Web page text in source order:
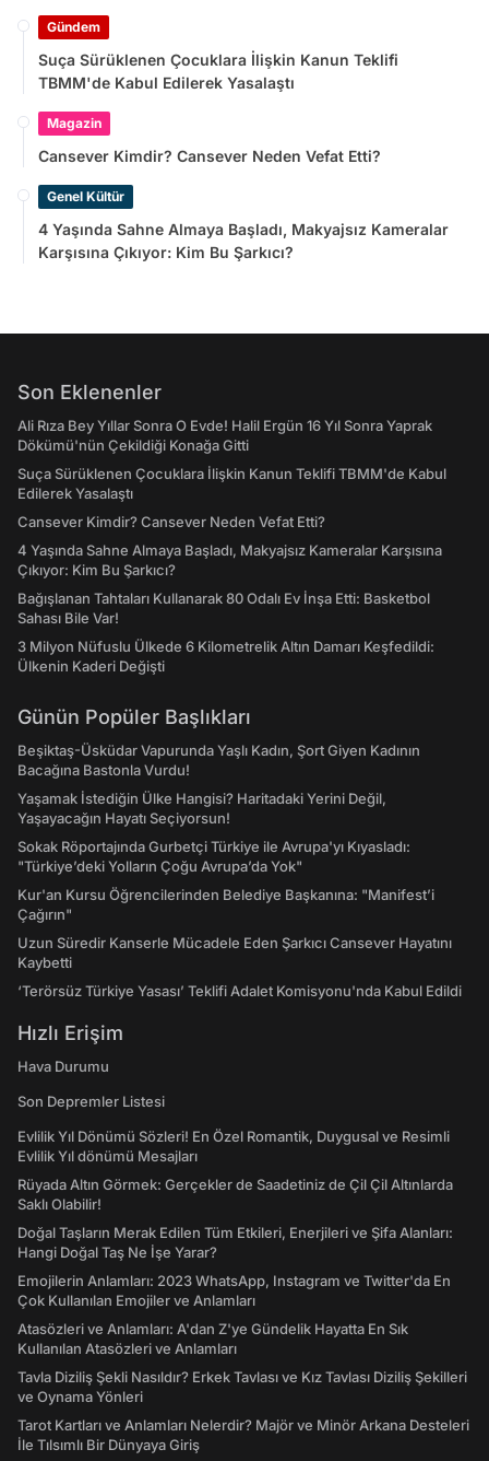
Gündem
Suça Sürüklenen Çocuklara İlişkin Kanun Teklifi
TBMM'de Kabul Edilerek Yasalaştı
Magazin
Cansever Kimdir? Cansever Neden Vefat Etti?
Genel Kültür
4 Yaşında Sahne Almaya Başladı, Makyajsız Kameralar
Karşısına Çıkıyor: Kim Bu Şarkıcı?
Son Eklenenler
Ali Rıza Bey Yıllar Sonra O Evde! Halil Ergün 16 Yıl Sonra Yaprak
Dökümü'nün Çekildiği Konağa Gitti
Suça Sürüklenen Çocuklara İlişkin Kanun Teklifi TBMM'de Kabul
Edilerek Yasalaştı
Cansever Kimdir? Cansever Neden Vefat Etti?
4 Yaşında Sahne Almaya Başladı, Makyajsız Kameralar Karşısına
Çıkıyor: Kim Bu Şarkıcı?
Bağışlanan Tahtaları Kullanarak 80 Odalı Ev İnşa Etti: Basketbol
Sahası Bile Var!
3 Milyon Nüfuslu Ülkede 6 Kilometrelik Altın Damarı Keşfedildi:
Ülkenin Kaderi Değişti
Günün Popüler Başlıkları
Beşiktaş-Üsküdar Vapurunda Yaşlı Kadın, Şort Giyen Kadının
Bacağına Bastonla Vurdu!
Yaşamak İstediğin Ülke Hangisi? Haritadaki Yerini Değil,
Yaşayacağın Hayatı Seçiyorsun!
Sokak Röportajında Gurbetçi Türkiye ile Avrupa'yı Kıyasladı:
"Türkiye’deki Yolların Çoğu Avrupa’da Yok"
Kur'an Kursu Öğrencilerinden Belediye Başkanına: "Manifest’i
Çağırın"
Uzun Süredir Kanserle Mücadele Eden Şarkıcı Cansever Hayatını
Kaybetti
‘Terörsüz Türkiye Yasası’ Teklifi Adalet Komisyonu'nda Kabul Edildi
Hızlı Erişim
Hava Durumu
Son Depremler Listesi
Evlilik Yıl Dönümü Sözleri! En Özel Romantik, Duygusal ve Resimli
Evlilik Yıl dönümü Mesajları
Rüyada Altın Görmek: Gerçekler de Saadetiniz de Çil Çil Altınlarda
Saklı Olabilir!
Doğal Taşların Merak Edilen Tüm Etkileri, Enerjileri ve Şifa Alanları:
Hangi Doğal Taş Ne İşe Yarar?
Emojilerin Anlamları: 2023 WhatsApp, Instagram ve Twitter'da En
Çok Kullanılan Emojiler ve Anlamları
Atasözleri ve Anlamları: A'dan Z'ye Gündelik Hayatta En Sık
Kullanılan Atasözleri ve Anlamları
Tavla Diziliş Şekli Nasıldır? Erkek Tavlası ve Kız Tavlası Diziliş Şekilleri
ve Oynama Yönleri
Tarot Kartları ve Anlamları Nelerdir? Majör ve Minör Arkana Desteleri
İle Tılsımlı Bir Dünyaya Giriş